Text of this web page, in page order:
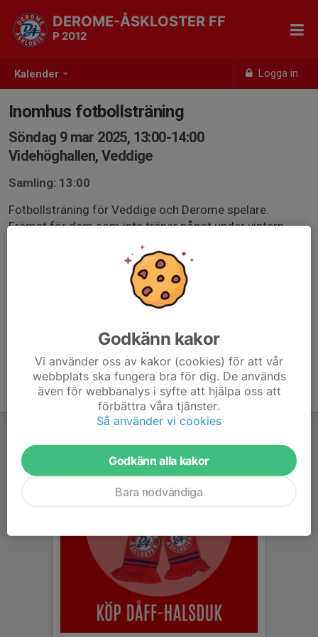
Kalender Logga in
DEROME-ÅSKLOSTER FF
P 2012
Inomhus fotbollsträning
Söndag 9 mar 2025, 13:00-14:00
Videhöghallen, Veddige
Samling: 13:00
Fotbollsträning för Veddige och Derome spelare.
Främst för dem som inte tränar något under vintern
Godkänn kakor
Vi använder oss av kakor (cookies) för att vår
webbplats ska fungera bra för dig. De används
även för webbanalys i syfte att hjälpa oss att
förbättra våra tjänster.
Så använder vi cookies
Godkänn alla kakor
Bara nödvändiga